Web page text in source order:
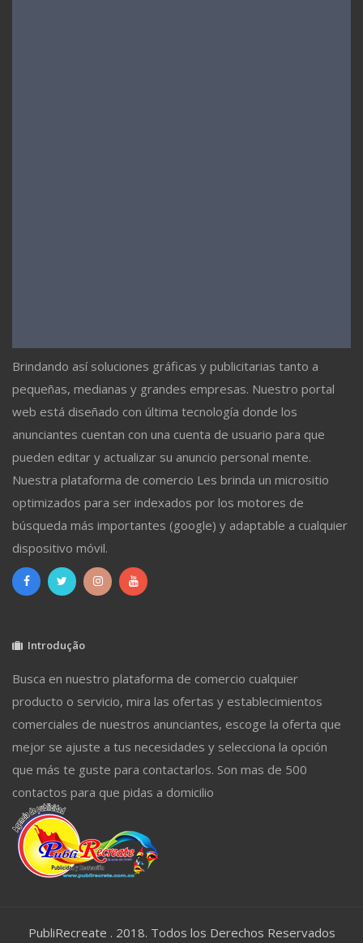
Brindando así soluciones gráficas y publicitarias tanto a
pequeñas, medianas y grandes empresas. Nuestro portal
web está diseñado con última tecnología donde los
anunciantes cuentan con una cuenta de usuario para que
pueden editar y actualizar su anuncio personal mente.
Nuestra plataforma de comercio Les brinda un micrositio
optimizados para ser indexados por los motores de
búsqueda más importantes (google) y adaptable a cualquier
dispositivo móvil.
Introdução
Busca en nuestro plataforma de comercio cualquier
producto o servicio, mira las ofertas y establecimientos
comerciales de nuestros anunciantes, escoge la oferta que
mejor se ajuste a tus necesidades y selecciona la opción
que más te guste para contactarlos. Son mas de 500
contactos para que pidas a domicilio
PubliRecreate . 2018. Todos los Derechos Reservados